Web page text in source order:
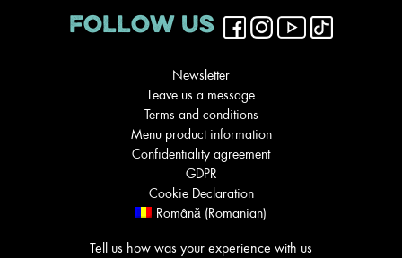
FOLLOW US
Newsletter
Leave us a message
Terms and conditions
Menu product information
Confidentiality agreement
GDPR
Cookie Declaration
Română (Romanian)
Tell us how was your experience with us